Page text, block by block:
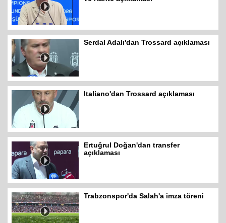
Serdal Adalı'dan Trossard açıklaması
Italiano'dan Trossard açıklaması
Ertuğrul Doğan'dan transfer
açıklaması
Trabzonspor'da Salah'a imza töreni